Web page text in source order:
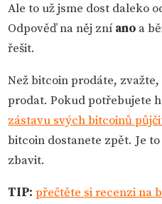
Ale to už jsme dost daleko
Odpověď na něj zní ano a
řešit.
Než bitcoin prodáte,
prodat. Pokud potřebujete
zástavu svých bitcoinů
bitcoin dostanete zpět. Je
zbavit.
TIP: přečtěte si recenzi na